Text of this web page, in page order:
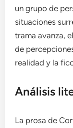
un grupo de
situaciones
trama avanza,
de
realidad y la
Análisis
La prosa de